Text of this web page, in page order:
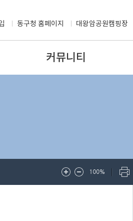
동구청 홈페이지 대왕암공원캠핑장
커뮤니티